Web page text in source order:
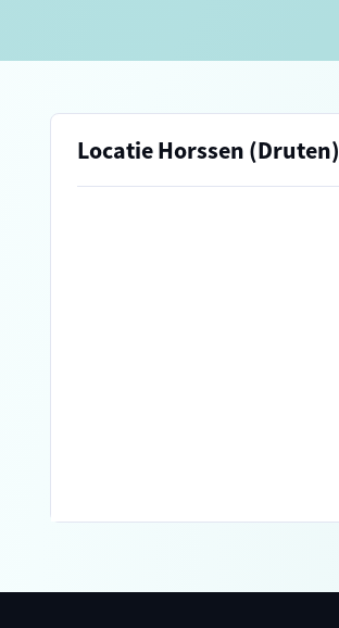
Locatie Horssen (Druten)